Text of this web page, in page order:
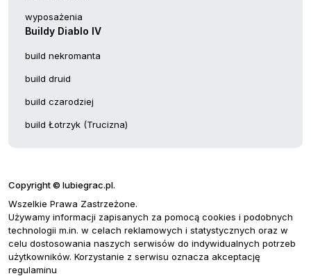
wyposażenia
Buildy Diablo IV
build nekromanta
build druid
build czarodziej
build Łotrzyk (Trucizna)
Copyright © lubiegrac.pl.
Wszelkie Prawa Zastrzeżone.
Używamy informacji zapisanych za pomocą cookies i podobnych
technologii m.in. w celach reklamowych i statystycznych oraz w
celu dostosowania naszych serwisów do indywidualnych potrzeb
użytkowników. Korzystanie z serwisu oznacza akceptację
regulaminu